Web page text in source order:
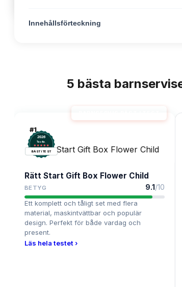
Innehållsförteckning
5 bästa
#1
2026
Testix.
BÄST I TEST
Rätt Start Gift Box Flower Child
BETYG 9.1/10
Ett komplett och tåligt set med flera
material, maskintvättbar och populär
design. Perfekt för både vardag och
present.
Läs hela testet ›